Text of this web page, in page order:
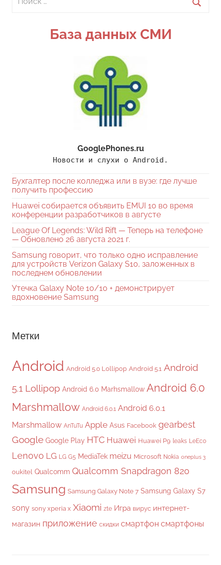
База данных СМИ
GooglePhones.ru
Новости и слухи о Android.
Бухгалтер после колледжа или в вузе: где лучше
получить профессию
Huawei собирается объявить EMUI 10 во время
конференции разработчиков в августе
League Of Legends: Wild Rift — Теперь на телефоне
— Обновлено 26 августа 2021 г.
Samsung говорит, что только одно исправление
для устройств Verizon Galaxy S10, заложенных в
последнем обновлении
Утечка Galaxy Note 10/10 + демонстрирует
вдохновение Samsung
Метки
Android Android 5.0 Lollipop Android 5.1 Android
5.1 Lollipop Android 6.0 Marhsmallow Android 6.0
Marshmallow Android 6.0.1 Android 6.0.1
Marshmallow AnTuTu Apple Asus Facebook gearbest
Google Google Play HTC Huawei Huawei P9 leaks LeEco
Lenovo LG LG G5 MediaTek meizu Microsoft Nokia oneplus 3
oukitel Qualcomm Qualcomm Snapdragon 820
Samsung Samsung Galaxy Note 7 Samsung Galaxy S7
sony sony xperia x Xiaomi zte Игра вирус интернет-
магазин приложение скидки смартфон смартфоны